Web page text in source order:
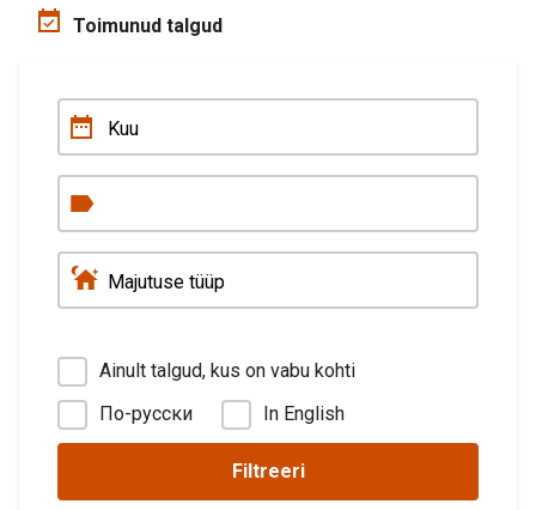
Toimunud talgud
Ainult talgud, kus on vabu kohti
По-русски
In English
Filtreeri